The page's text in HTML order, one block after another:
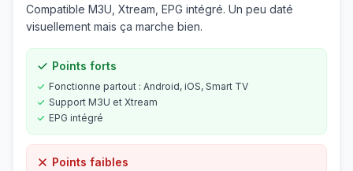
Compatible M3U, Xtream, EPG intégré. Un peu daté
visuellement mais ça marche bien.
Points forts
Fonctionne partout : Android, iOS, Smart TV
Support M3U et Xtream
EPG intégré
Points faibles